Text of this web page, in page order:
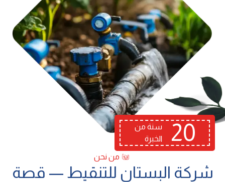
سنة من
الخبرة
20
من نحن
ﺷﺮﻛﺔ اﻟﺒﺴﺘﺎن ﻟﻠﺘﻨﻘﻴﻂ — ﻗﺼﺔ